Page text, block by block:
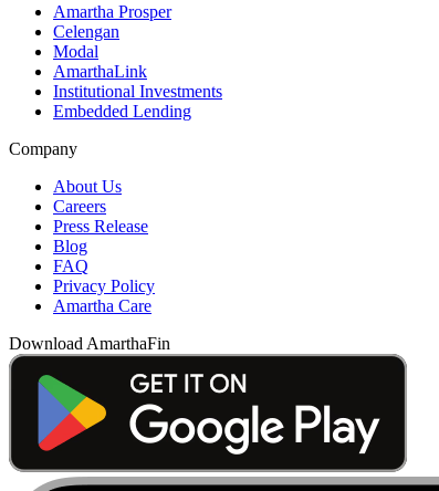
Amartha Prosper
Celengan
Modal
AmarthaLink
Institutional Investments
Embedded Lending
Company
About Us
Careers
Press Release
Blog
FAQ
Privacy Policy
Amartha Care
Download AmarthaFin